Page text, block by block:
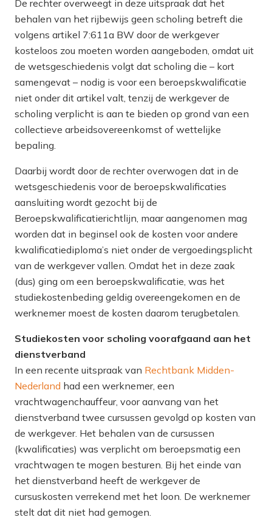
De rechter overweegt in deze uitspraak dat het
behalen van het rijbewijs geen scholing betreft die
volgens artikel 7:611a BW door de werkgever
kosteloos zou moeten worden aangeboden, omdat uit
de wetsgeschiedenis volgt dat scholing die ­– kort
samengevat – nodig is voor een beroepskwalificatie
niet onder dit artikel valt, tenzij de werkgever de
scholing verplicht is aan te bieden op grond van een
collectieve arbeidsovereenkomst of wettelijke
bepaling.
Daarbij wordt door de rechter overwogen dat in de
wetsgeschiedenis voor de beroepskwalificaties
aansluiting wordt gezocht bij de
Beroepskwalificatierichtlijn, maar aangenomen mag
worden dat in beginsel ook de kosten voorandere
kwalificatiediploma’s niet onder de vergoedingsplicht
van de werkgever vallen. Omdat het in deze zaak
(dus) ging om een beroepskwalificatie, was het
studiekostenbeding geldig overeengekomen en de
werknemer moest de kosten daarom terugbetalen.
Studiekosten voor scholing voorafgaand aan het
dienstverband
In een recente uitspraak van Rechtbank Midden-
Nederland had een werknemer, een
vrachtwagenchauffeur, voor aanvang van het
dienstverband twee cursussen gevolgd op kosten van
de werkgever. Het behalen van de cursussen
(kwalificaties) was verplicht om beroepsmatig een
vrachtwagen te mogen besturen. Bij het einde van
het dienstverband heeft de werkgever de
cursuskosten verrekend met het loon. De werknemer
stelt dat dit niet had gemogen.